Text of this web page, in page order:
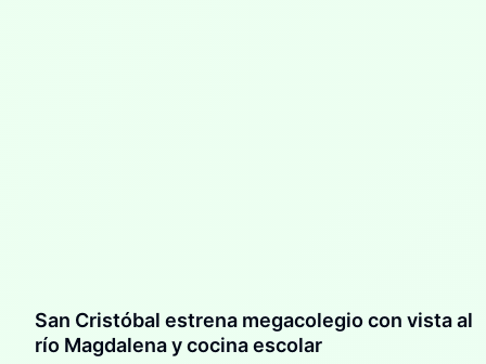
San Cristóbal estrena megacolegio con vista al
río Magdalena y cocina escolar